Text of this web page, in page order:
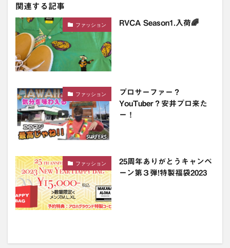
関連する記事
ファッション RVCA Season1.入荷🌈
ファッション
プロサーファー？
YouTuber？安井プロ来た
ー！
ファッション
25周年ありがとうキャンペ
ーン第３弾!特製福袋2023